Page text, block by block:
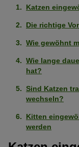
Katzen
Die richtige
Wie gewöhnt
Wie lange
hat?
Sind Katzen
wechseln?
Kitten
werden